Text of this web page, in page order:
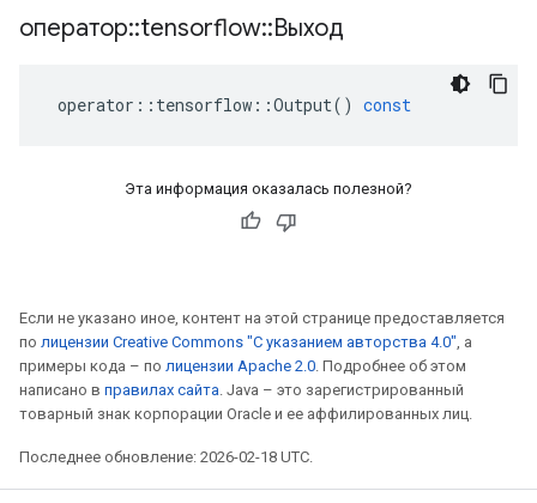
оператор::tensorflow::Выход
operator :: tensorflow ::Output() const
Эта информация оказалась полезной?
Если не указано иное, контент на этой странице предоставляется
по лицензии Creative Commons "С указанием авторства 4.0", а
примеры кода – по лицензии Apache 2.0. Подробнее об этом
написано в правилах сайта. Java – это зарегистрированный
товарный знак корпорации Oracle и ее аффилированных лиц.
Последнее обновление: 2026-02-18 UTC.